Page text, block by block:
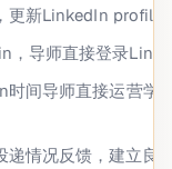
更新LinkedIn profile
导师直接登录
间导师直接运营
递情况反馈，建立良